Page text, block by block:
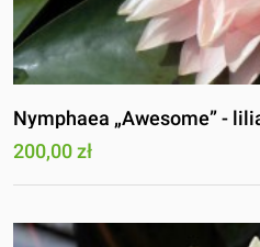
Nymphaea „Awesome” -
200,00 zł